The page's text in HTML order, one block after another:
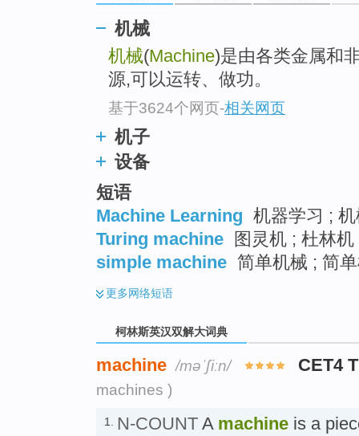
机械
机械(Machine)是由各类金属和
源,可以运转、做功。
基于3624个网页-相关网页
机子
设备
短语
Machine Learning 机器学习 ;
Turing machine
图灵机 ; 杜林
simple machine 简单机械 ; 简
更多网络短语
柯林斯英汉双解大词典
machine /məˈʃiːn/ CET4
machines )
1. N-COUNT A machine is a